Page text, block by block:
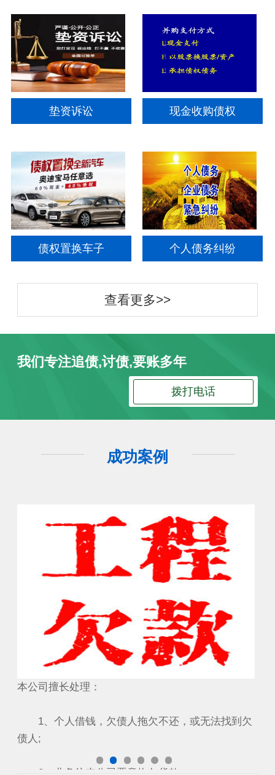
垫资诉讼 现金收购债权
债权置换车子 个人债务纠纷
查看更多>>
我们专注追债,讨债,要账多年
拨打电话
成功案例
本公司擅长处理：
1、个人借钱，欠债人拖欠不还，或无法找到欠
债人;